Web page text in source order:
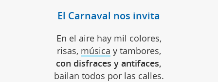
El Carnaval nos invita
En el aire hay mil colores,
risas, música y tambores,
con disfraces y antifaces,
bailan todos por las calles.